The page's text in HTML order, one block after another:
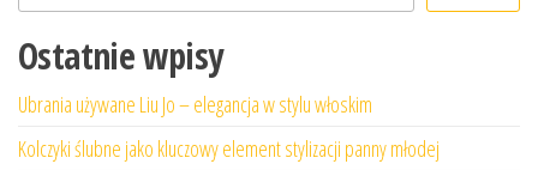
Ostatnie wpisy
Ubrania używane Liu Jo – elegancja w stylu włoskim
Kolczyki ślubne jako kluczowy element stylizacji panny młodej